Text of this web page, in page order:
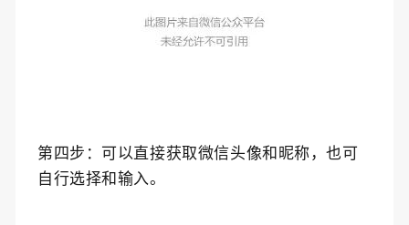
第四步： 可以直接获取微信头像和昵称，也可
自行选择和输入。